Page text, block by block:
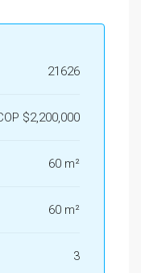
21626
$2,200,000
60 m²
60 m²
3